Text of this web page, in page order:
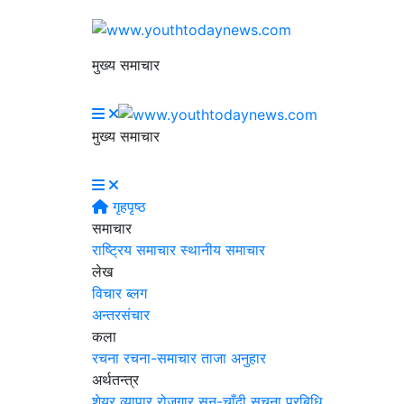
मुख्य समाचार
मुख्य समाचार
गृहपृष्ठ
समाचार
राष्ट्रिय समाचार स्थानीय समाचार
लेख
विचार ब्लग
अन्तरसंचार
कला
रचना रचना-समाचार ताजा अनुहार
अर्थतन्त्र